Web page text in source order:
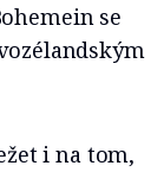
se
i na tom,